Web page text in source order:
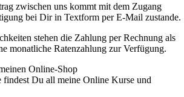
zwischen uns kommt mit dem Zugang
bei Dir in Textform per E-Mail zustande.
stehen die Zahlung per Rechnung als
monatliche Ratenzahlung zur Verfügung.
Online-Shop
findest Du all meine Online Kurse und